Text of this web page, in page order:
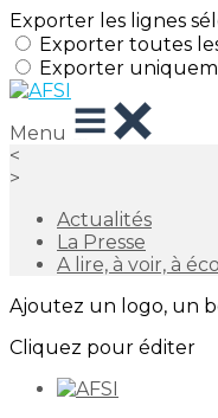
Exporter les lignes
Exporter toutes
Exporter
Menu
<
>
Actualités
La Presse
A lire, à voir, à
Ajoutez un logo, un
Cliquez pour éditer